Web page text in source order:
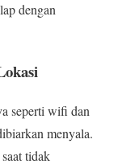
dengan
seperti wifi dan
menyala.
tidak